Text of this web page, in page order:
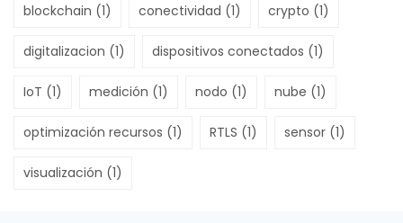
blockchain (1) conectividad (1) crypto (1)
digitalizacion (1) dispositivos conectados (1)
IoT (1) medición (1) nodo (1) nube (1)
optimización recursos (1) RTLS (1) sensor (1)
visualización (1)